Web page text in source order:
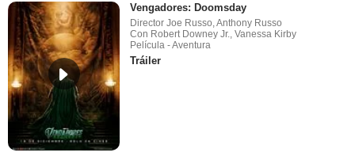
Vengadores: Doomsday
Director Joe Russo, Anthony Russo
Con Robert Downey Jr., Vanessa Kirby
Película - Aventura
Tráiler